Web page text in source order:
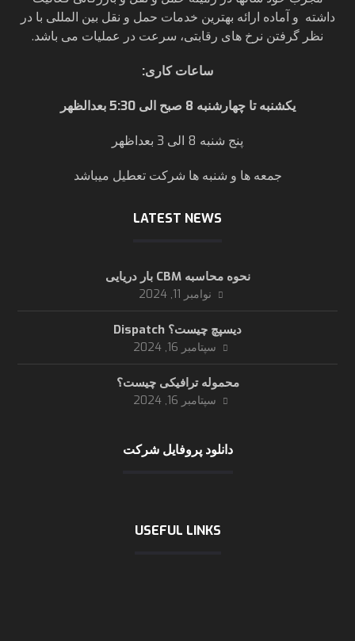
داشته و آماده ارائه بهترین خدمات حمل و نقل بین المللی با در
نظر گرفتن نرخ های رقابتی، سرعت در عملیات می باشد.
ساعات کاری:
یکشنبه تا چهارشنبه 8 صبح الی 5:30 بعدالظهر
پنج شنبه 8 الی 3 بعداظهر
جمعه ها و شنبه ها شرکت تعطیل میباشد
LATEST NEWS
نحوه محاسبه CBM بار دریایی
نوامبر 11, 2024
دیسپچ چیست؟ Dispatch
سپتامبر 16, 2024
محموله ترافیکی چیست؟
سپتامبر 16, 2024
دانلود پروفایل شرکت
USEFUL LINKS